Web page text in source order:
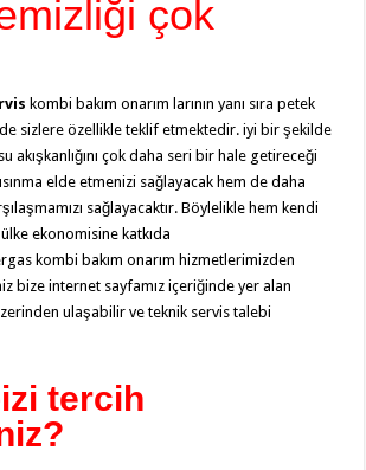
çok
kombi bakım onarım larının yanı sıra petek
sizlere özellikle teklif etmektedir. iyi bir şekilde
akışkanlığını çok daha seri bir hale getireceği
elde etmenizi sağlayacak hem de daha
sağlayacaktır. Böylelikle hem kendi
ekonomisine katkıda
kombi bakım onarım hizmetlerimizden
bize internet sayfamız içeriğinde yer alan
ulaşabilir ve teknik servis talebi
tercih